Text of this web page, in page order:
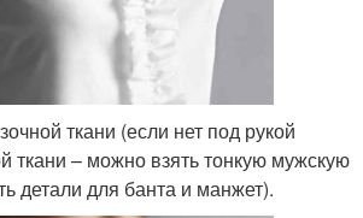
ткани (если нет под рукой
ткани – можно взять тонкую мужскую
детали для банта и манжет).